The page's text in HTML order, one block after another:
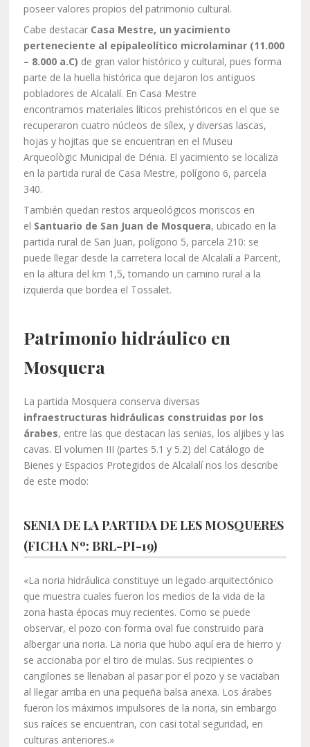
poseer valores propios del patrimonio cultural.
Cabe destacar Casa Mestre, un yacimiento
perteneciente al epipaleolítico microlaminar (11.000
– 8.000 a.C) de gran valor histórico y cultural, pues forma
parte de la huella histórica que dejaron los antiguos
pobladores de Alcalalí. En Casa Mestre
encontramos materiales líticos prehistóricos en el que se
recuperaron cuatro núcleos de sílex, y diversas lascas,
hojas y hojitas que se encuentran en el Museu
Arqueològic Municipal de Dénia. El yacimiento se localiza
en la partida rural de Casa Mestre, polígono 6, parcela
340.
También quedan restos arqueológicos moriscos en
el Santuario de San Juan de Mosquera, ubicado en la
partida rural de San Juan, polígono 5, parcela 210: se
puede llegar desde la carretera local de Alcalalí a Parcent,
en la altura del km 1,5, tomando un camino rural a la
izquierda que bordea el Tossalet.
Patrimonio hidráulico en
Mosquera
La partida Mosquera conserva diversas
infraestructuras hidráulicas construidas por los
árabes, entre las que destacan las senias, los aljibes y las
cavas. El volumen III (partes 5.1 y 5.2) del Catálogo de
Bienes y Espacios Protegidos de Alcalalí nos los describe
de este modo:
SENIA DE LA PARTIDA DE LES MOSQUERES
(FICHA Nº: BRL-PI-19)
«La noria hidráulica constituye un legado arquitectónico
que muestra cuales fueron los medios de la vida de la
zona hasta épocas muy recientes. Como se puede
observar, el pozo con forma oval fue construido para
albergar una noria. La noria que hubo aquí era de hierro y
se accionaba por el tiro de mulas. Sus recipientes o
cangilones se llenaban al pasar por el pozo y se vaciaban
al llegar arriba en una pequeña balsa anexa. Los árabes
fueron los máximos impulsores de la noria, sin embargo
sus raíces se encuentran, con casi total seguridad, en
culturas anteriores.»